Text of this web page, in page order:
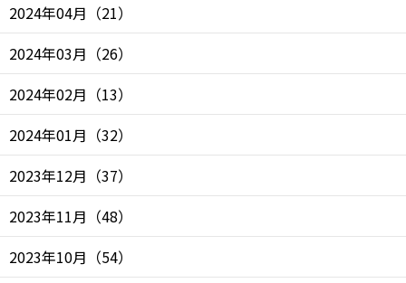
2024年04月 （21）
2024年03月 （26）
2024年02月 （13）
2024年01月 （32）
2023年12月 （37）
2023年11月 （48）
2023年10月 （54）